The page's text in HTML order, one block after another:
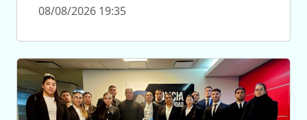
08/08/2026 19:35